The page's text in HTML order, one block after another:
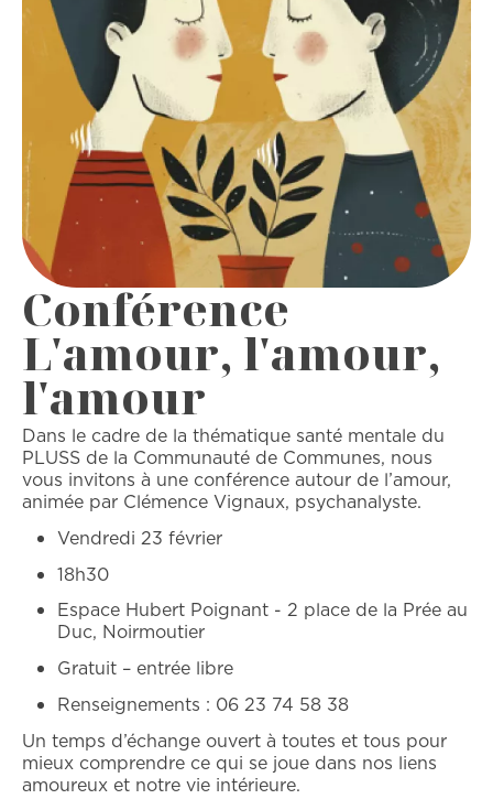
Conférence
L'amour, l'amour,
l'amour
Dans le cadre de la thématique santé mentale du
PLUSS de la Communauté de Communes, nous
vous invitons à une conférence autour de l’amour,
animée par Clémence Vignaux, psychanalyste.
Vendredi 23 février
18h30
Espace Hubert Poignant - 2 place de la Prée au
Duc, Noirmoutier
Gratuit – entrée libre
Renseignements : 06 23 74 58 38
Un temps d’échange ouvert à toutes et tous pour
mieux comprendre ce qui se joue dans nos liens
amoureux et notre vie intérieure.